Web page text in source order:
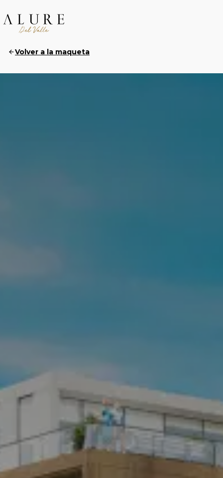
Volver a la maqueta